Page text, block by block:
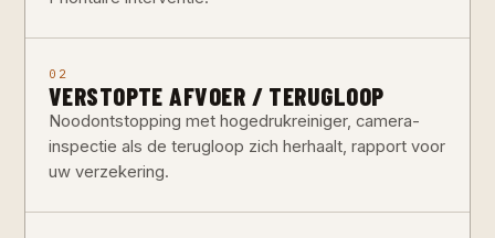
02
VERSTOPTE AFVOER / TERUGLOOP
Noodontstopping met hogedrukreiniger, camera-
inspectie als de terugloop zich herhaalt, rapport voor
uw verzekering.